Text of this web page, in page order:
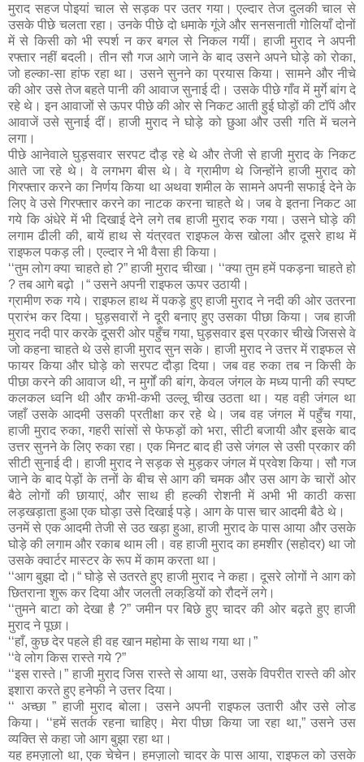
मुराद सहज पोइयां चाल से सड़क पर उतर गया। एल्दार तेज दुलकी चाल से
उसके पीछे चलता रहा। उनके पीछे दो धमाके गूंजे और सनसनाती गोलियाँ दोनों
में से किसी को भी स्पर्श न कर बगल से निकल गयीं। हाजी मुराद ने अपनी
रफ्तार नहीं बदली। तीन सौ गज आगे जाने के बाद उसने अपने घोड़े को रोका,
जो हल्का-सा हांफ रहा था। उसने सुनने का प्रयास किया। सामने और नीचे
की ओर उसे तेज बहते पानी की आवाज सुनाई दी। उसके पीछे गाँव में मुर्गे बांग दे
रहे थे। इन आवाजों से ऊपर पीछे की ओर से निकट आती हुई घोड़ों की टॉपें और
आवाजें उसे सुनाई दीं। हाजी मुराद ने घोड़े को छुआ और उसी गति में चलने
लगा।
पीछे आनेवाले घुड़सवार सरपट दौड़ रहे थे और तेजी से हाजी मुराद के निकट
आते जा रहे थे। वे लगभग बीस थे। वे ग्रामीण थे जिन्होंने हाजी मुराद को
गिरफ्तार करने का निर्णय किया था अथवा शमील के सामने अपनी सफाई देने के
लिए वे उसे गिरफ्तार करने का नाटक करना चाहते थे। जब वे इतना निकट आ
गये कि अंधेरे में भी दिखाई देने लगे तब हाजी मुराद रुक गया। उसने घोड़े की
लगाम ढीली की, बायें हाथ से यंत्रवत राइफल केस खोला और दूसरे हाथ में
राइफल पकड़ ली। एल्दार ने भी वैसा ही किया।
‘‘तुम लोग क्या चाहते हो ?” हाजी मुराद चीखा। ‘‘क्या तुम हमें पकड़ना चाहते हो
? तब आगे बढ़ो ।“ उसने अपनी राइफल ऊपर उठायी।
ग्रामीण रुक गये। राइफल हाथ में पकड़े हुए हाजी मुराद ने नदी की ओर उतरना
प्रारंभ कर दिया। घुड़सवारों ने दूरी बनाए हुए उसका पीछा किया। जब हाजी
मुराद नदी पार करके दूसरी ओर पहुँच गया, घुड़सवार इस प्रकार चीखे जिससे वे
जो कहना चाहते थे उसे हाजी मुराद सुन सके। हाजी मुराद ने उत्तर में राइफल से
फायर किया और घोड़े को सरपट दौड़ा दिया। जब वह रुका तब न किसी के
पीछा करने की आवाज थी, न मुर्गों की बांग, केवल जंगल के मध्य पानी की स्पष्ट
कलकल ध्वनि थी और कभी-कभी उल्लू चीख उठता था। यह वही जंगल था
जहाँ उसके आदमी उसकी प्रतीक्षा कर रहे थे। जब वह जंगल में पहुँच गया,
हाजी मुराद रुका, गहरी सांसों से फेफड़ों को भरा, सीटी बजायी और इसके बाद
उत्तर सुनने के लिए रुका रहा। एक मिनट बाद ही उसे जंगल से उसी प्रकार की
सीटी सुनाई दी। हाजी मुराद ने सड़क से मुड़कर जंगल में प्रवेश किया। सौ गज
जाने के बाद पेड़ों के तनों के बीच से आग की चमक और उस आग के चारों ओर
बैठे लोगों की छायाएं, और साथ ही हल्की रोशनी में अभी भी काठी कसा
लड़खड़ाता हुआ एक घोड़ा उसे दिखाई पड़े। आग के पास चार आदमी बैठे थे।
उनमें से एक आदमी तेजी से उठ खड़ा हुआ, हाजी मुराद के पास आया और उसके
घोड़े की लगाम और रकाब थाम ली। वह हाजी मुराद का हमशीर (सहोदर) था जो
उसके क्वार्टर मास्टर के रूप में काम करता था।
‘‘आग बुझा दो।“ घोड़े से उतरते हुए हाजी मुराद ने कहा। दूसरे लोगों ने आग को
छितराना शुरू कर दिया और जलती लकडि़यों को रौदनें लगे।
‘‘तुमने बाटा को देखा है ?” जमीन पर बिछे हुए चादर की ओर बढ़ते हुए हाजी
मुराद ने पूछा।
‘‘हाँ, कुछ देर पहले ही वह खान महोमा के साथ गया था।”
‘‘वे लोग किस रास्ते गये ?”
‘‘इस रास्ते।” हाजी मुराद जिस रास्ते से आया था, उसके विपरीत रास्ते की ओर
इशारा करते हुए हनेफी ने उत्तर दिया।
‘‘ अच्छा ” हाजी मुराद बोला। उसने अपनी राइफल उतारी और उसे लोड
किया। ‘‘हमें सतर्क रहना चाहिए। मेरा पीछा किया जा रहा था,” उसने उस
व्यक्ति से कहा जो आग बुझा रहा था।
यह हमज़ालो था, एक चेचेन। हमज़ालो चादर के पास आया, राइफल को उसके